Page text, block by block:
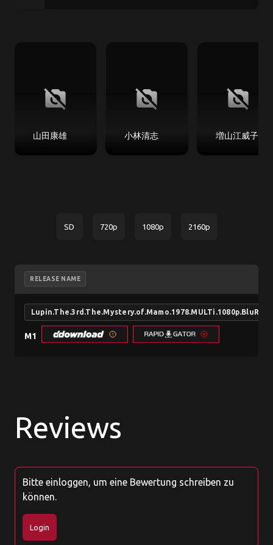
no_photography
山田康雄
no_photography
小林清志
no_photography
増山江威子
SD 720p 1080p 2160p
RELEASE NAME
M1
Reviews
Bitte einloggen, um eine Bewertung schreiben zu
können.
Login